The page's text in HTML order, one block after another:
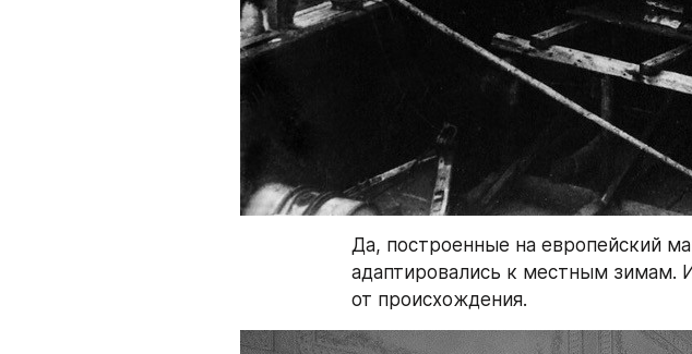
Да, построенные на европейский
адаптировались к местным зимам.
от происхождения.